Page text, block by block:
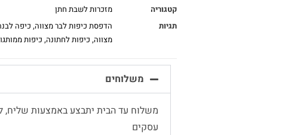
קטגוריה
מזכרות לשבת חתן
תגיות
הדפסת כיפות לבר מצווה, כיפה
מצווה, כיפות לחתונה, כיפות
משלוחים
עסקים